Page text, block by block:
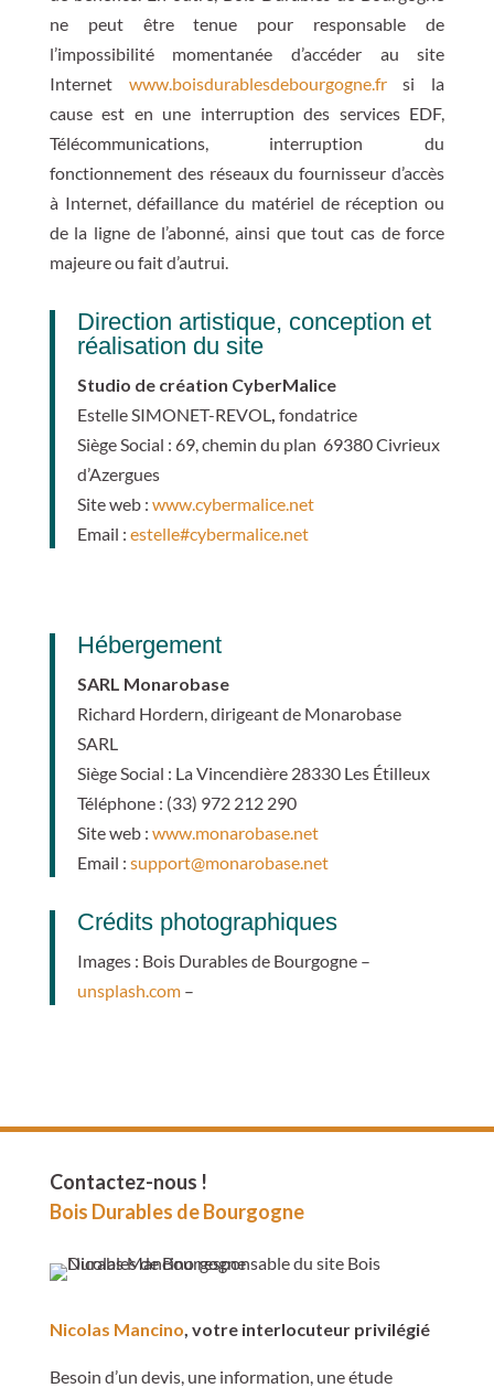
ne peut être tenue pour responsable de
l’impossibilité momentanée d’accéder au site
Internet www.boisdurablesdebourgogne.frsi la
cause est en une interruption des services EDF,
Télécommunications, interruption du
fonctionnement des réseaux du fournisseur d’accès
à Internet, défaillance du matériel de réception ou
de la ligne de l’abonné, ainsi que tout cas de force
majeure ou fait d’autrui.
Direction artistique, conception et
réalisation du site
Studio de création CyberMalice
Estelle SIMONET-REVOL, fondatrice
Siège Social : 69, chemin du plan 69380 Civrieux
d’Azergues
Site web : www.cybermalice.net
Email : estelle#cybermalice.net
Hébergement
SARL Monarobase
Richard Hordern, dirigeant de Monarobase
SARL
Siège Social : La Vincendière 28330 Les Étilleux
Téléphone : (33) 972 212 290
Site web : www.monarobase.net
Email : support@monarobase.net
Crédits photographiques
Images : Bois Durables de Bourgogne–
unsplash.com–
Contactez-nous !
Bois Durables de Bourgogne
Nicolas Mancino, votre interlocuteur privilégié
Besoin d’un devis, une information, une étude